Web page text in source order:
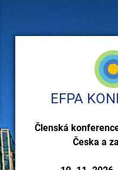
EFPA
Členská
Česka a